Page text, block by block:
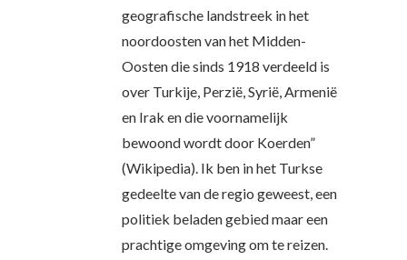
geografische landstreek in het
noordoosten van het Midden-
Oosten die sinds 1918 verdeeld is
over Turkije, Perzië, Syrië, Armenië
en Irak en die voornamelijk
bewoond wordt door Koerden”
(Wikipedia). Ik ben in het Turkse
gedeelte van de regio geweest, een
politiek beladen gebied maar een
prachtige omgeving om te reizen.